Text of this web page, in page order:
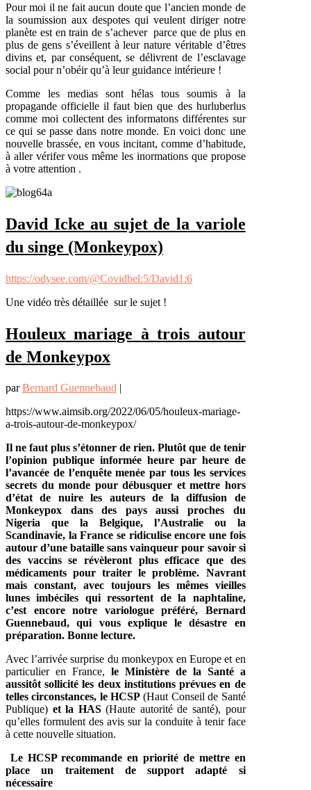
Pour moi il ne fait aucun doute que l’ancien monde de
la soumission aux despotes qui veulent diriger notre
planète est en train de s’achever parce que de plus en
plus de gens s’éveillent à leur nature véritable d’êtres
divins et, par conséquent, se délivrent de l’esclavage
social pour n’obéir qu’à leur guidance intérieure !
Comme les medias sont hélas tous soumis à la
propagande officielle il faut bien que des hurluberlus
comme moi collectent des informatons différentes sur
ce qui se passe dans notre monde. En voici donc une
nouvelle brassée, en vous incitant, comme d’habitude,
à aller vérifer vous même les inormations que propose
à votre attention .
David Icke au sujet de la variole
du singe (Monkeypox)
https://odysee.com/@Covidbel:5/David1:6
Une vidéo très détaillée sur le sujet !
Houleux mariage à trois autour
de Monkeypox
parBernard Guennebaud |
https://www.aimsib.org/2022/06/05/houleux-mariage-
a-trois-autour-de-monkeypox/
Il ne faut plus s’étonner de rien. Plutôt que de tenir
l’opinion publique informée heure par heure de
l’avancée de l’enquête menée par tous les services
secrets du monde pour débusquer et mettre hors
d’état de nuire les auteurs de la diffusion de
Monkeypox dans des pays aussi proches du
Nigeria que la Belgique, l’Australie ou la
Scandinavie, la France se ridiculise encore une fois
autour d’une bataille sans vainqueur pour savoir si
des vaccins se révèleront plus efficace que des
médicaments pour traiter le problème. Navrant
mais constant, avec toujours les mêmes vieilles
lunes imbéciles qui ressortent de la naphtaline,
c’est encore notre variologue préféré, Bernard
Guennebaud, qui vous explique le désastre en
préparation. Bonne lecture.
Avec l’arrivée surprise du monkeypox en Europe et en
particulier en France, le Ministère de la Santé a
aussitôt sollicité les deux institutions prévues en de
telles circonstances, le HCSP (Haut Conseil de Santé
Publique) et la HAS(Haute autorité de santé), pour
qu’elles formulent des avis sur la conduite à tenir face
à cette nouvelle situation.
Le HCSP recommande en priorité de mettre en
place un traitement
de support adapté si
nécessaire